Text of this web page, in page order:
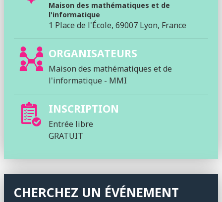
Maison des mathématiques et de
l'informatique
1 Place de l'École, 69007 Lyon, France
ORGANISATEURS
Maison des mathématiques et de
l'informatique - MMI
INSCRIPTION
Entrée libre
GRATUIT
CHERCHEZ UN ÉVÉNEMENT